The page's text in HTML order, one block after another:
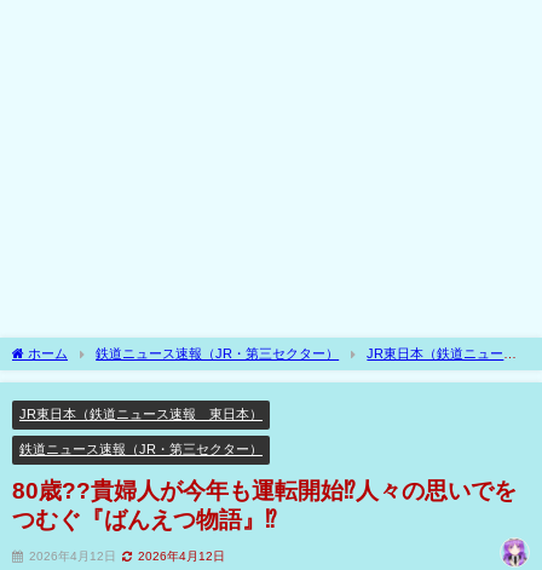
ホーム 鉄道ニュース速報（JR・第三セクター）
JR東日本（鉄道ニュース
速報 東日本）
80歳??貴婦人が今年も運転開始⁉人々の思いでをつむぐ『ばんえつ
JR東日本（鉄道ニュース速報 東日本）
鉄道ニュース速報（JR・第三セクター）
80歳??貴婦人が今年も運転開始⁉人々の思いでを
つむぐ『ばんえつ物語』⁉
2026年4月12日 2026年4月12日